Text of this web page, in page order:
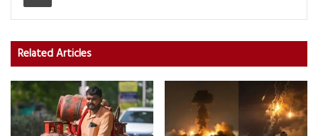
Related Articles